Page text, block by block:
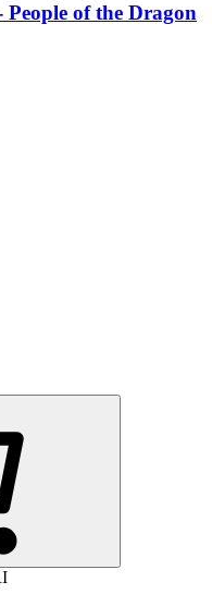
of the Dragon